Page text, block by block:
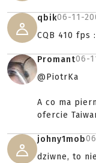
qbik06-11-
CQB 410 fps
Promant06-
@PiotrKa
A co ma
ofercie
johny1mob
dziwne, to